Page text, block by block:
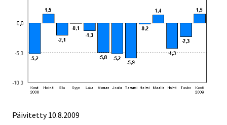
Päivitetty10.8.2009